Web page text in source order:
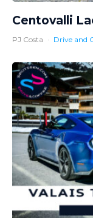
Centovalli
PJ Costa · Drive and